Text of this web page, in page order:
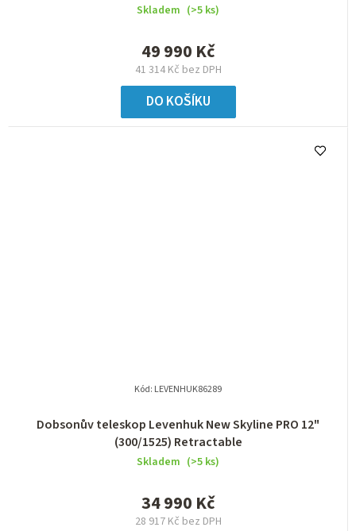
Skladem (>5 ks)
41 314 Kč bez DPH
49 990 Kč
DO KOŠÍKU
Dobsonův teleskop Levenhuk New Skyline PRO 12"
(300/1525) Retractable
Skladem (>5 ks)
28 917 Kč bez DPH
34 990 Kč
Kód: LEVENHUK86289